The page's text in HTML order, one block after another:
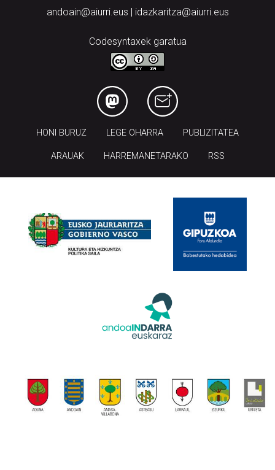
andoain@aiurri.eus | idazkaritza@aiurri.eus
Codesyntaxek garatua
HONI BURUZ LEGE OHARRA PUBLIZITATEA
ARAUAK HARREMANETARAKO RSS